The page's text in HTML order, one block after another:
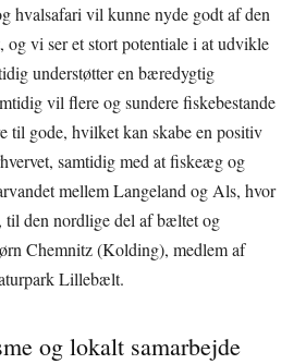
hvalsafari vil kunne nyde godt af den
og vi ser et stort potentiale i at udvikle
understøtter en bæredygtig
vil flere og sundere fiskebestande
til gode, hvilket kan skabe en positiv
samtidig med at fiskeæg og
mellem Langeland og Als, hvor
til den nordlige del af bæltet og
Chemnitz (Kolding), medlem af
Lillebælt.
og lokalt samarbejde